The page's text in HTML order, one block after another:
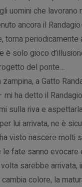
uomini che
ancora il
torna periodicamente
è solo gioco
del ponte…
a Gatto
ha detto il
sulla riva e
lui arrivata, ne è
visto nascere molti
fate sanno
volta sarebbe
colore, la